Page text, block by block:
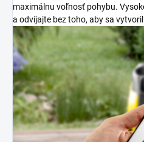
maximálnu voľnosť pohybu.
a odvíjajte bez toho, aby sa